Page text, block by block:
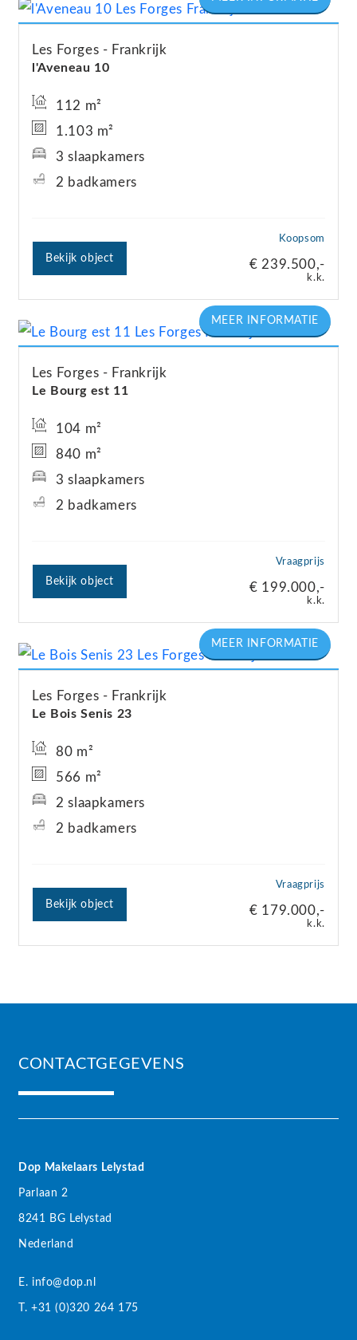
l'Aveneau 10
Les Forges Frankrijk
Koopsom
€ 239.500,-
k.k.
112 m²
1.103 m²
3 slaapkamers
2 badkamers
Bekijk object
Le Bourg est 11
Les Forges Frankrijk
Vraagprijs
€ 199.000,-
k.k.
104 m²
840 m²
3 slaapkamers
2 badkamers
Bekijk object
Le Bois Senis 23
Les Forges Frankrijk
Vraagprijs
€ 179.000,-
k.k.
80 m²
566 m²
2 slaapkamers
2 badkamers
Bekijk object
CONTACTGEGEVENS
Dop Makelaars Lelystad
Parlaan 2
8241 BG Lelystad
Nederland
E. info@dop.nl
T. +31 (0)320 264 175